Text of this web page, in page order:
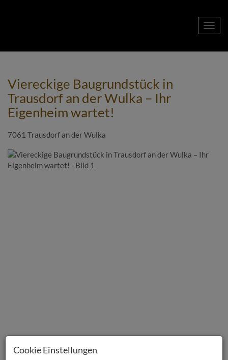
Viereckige Baugrundstück in
Trausdorf an der Wulka – Ihr
Eigenheim wartet!
7061 Trausdorf an der Wulka
Cookie Einstellungen